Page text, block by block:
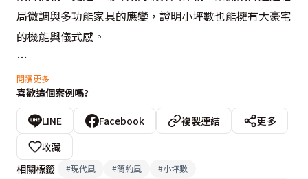
局微調與多功能家具的應變，證明小坪數也能擁有大豪宅
的機能與儀式感。
推開門，花磚鋪陳出的玄關區立時營造出歸家的儀式感。
設計師巧妙利用全身穿衣鏡遮蔽電箱，並精算動線配置僅
25公分深的窄身鞋櫃，在不壓迫走道的前提下滿足基本
收納。結合黑鐵件與長虹玻璃屏風，在「遮」與「透」之
間，巧妙界定空間卻不阻斷視線。
閱讀更多
喜歡這個案例嗎?
LINE Facebook 複製連結
更多
收藏
相關標籤
#現代風 #簡約風 #小坪數